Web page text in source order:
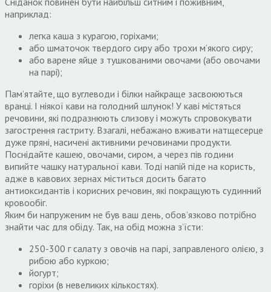
наприклад:
легка каша з курагою, горіхами;
або шматочок твердого сиру або трохи м’якого сиру;
або варене яйце з тушкованими овочами (або овочами
на парі);
Пам’ятайте, що вуглеводи і білки найкраще засвоюються
вранці. І ніякої кави на голодний шлунок! У каві містяться
речовини, які подразнюють слизову і можуть спровокувати
загострення гастриту. Взагалі, небажано вживати натщесерце
дуже пряні, насичені активними речовинами продукти.
Поснідайте кашею, овочами, сиром, а через пів години
випийте чашку натуральної кави. Тоді напій піде на користь,
адже в кавових зернах міститься досить багато
антиоксидантів і корисних речовин, які покращують судинний
кровообіг.
Яким би напруженим не був ваш день, обов’язково потрібно
знайти час для обіду. Так, на обід можна з’їсти:
250-300 г салату з овочів на парі, заправленого олією, з
рибою або куркою;
йогурт;
горіхи (в невеликих кількостях).